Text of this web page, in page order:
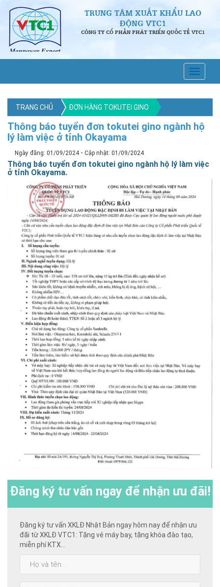
TRUNG TÂM XUẤT KHẨU LAO
ĐỘNG VTC1
CÔNG TY CỔ PHẦN PHÁT TRIỂN QUỐC TẾ VTC1
TRANG CHỦ ĐƠN HÀNG TOKUTEI GINO
Thông báo tuyển đơn tokutei gino ngành hộ
lý làm việc ở tỉnh Okayama
Ngày đăng: 01/09/2024- Cập nhật: 01/09/2024
Thông báo tuyển đơn tokutei gino ngành hộ lý làm việc
ở tỉnh Okayama.
Đăng ký tư vấn ngay để nhận ưu đãi!
Đăng ký tư vấn XKLĐ Nhật Bản ngay hôm nay để nhận ưu
đãi từ XKLĐ VTC1: Tặng vé máy bay, tặng khóa đào tạo,
miễn phí KTX...